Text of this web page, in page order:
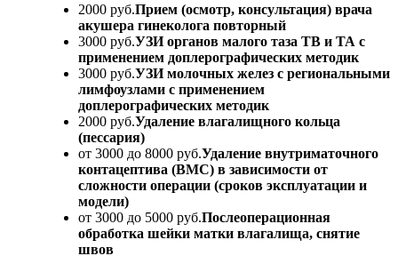
2000 руб.Прием (осмотр, консультация) врача
акушера гинеколога повторный
3000 руб.УЗИ органов малого таза ТВ и ТА с
применением доплерографических методик
3000 руб.УЗИ молочных желез с региональными
лимфоузлами с применением
доплерографических методик
2000 руб.Удаление влагалищного кольца
(пессария)
от 3000 до 8000 руб.Удаление внутриматочного
контацептива (ВМС) в зависимости от
сложности операции (сроков эксплуатации и
модели)
от 3000 до 5000 руб.Послеоперационная
обработка шейки матки влагалища, снятие
швов